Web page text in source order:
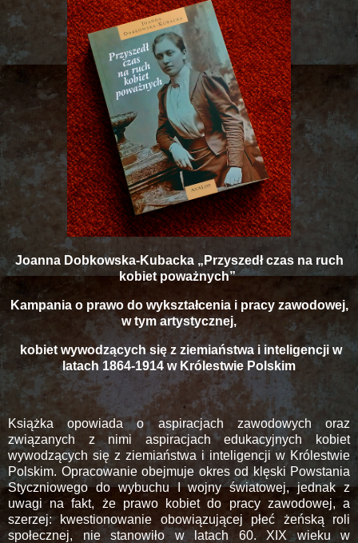
Joanna Dobkowska-Kubacka „Przyszedł czas na ruch
kobiet poważnych”
Kampania o prawo do wykształcenia i pracy zawodowej,
w tym artystycznej,
kobiet wywodzących się z ziemiaństwa i inteligencji w
latach 1864-1914 w Królestwie Polskim
Książka opowiada o aspiracjach zawodowych oraz
związanych z nimi aspiracjach edukacyjnych kobiet
wywodzących się z ziemiaństwa i inteligencji w Królestwie
Polskim. Opracowanie obejmuje okres od klęski Powstania
Styczniowego do wybuchu I wojny światowej, jednak z
uwagi na fakt, że prawo kobiet do pracy zawodowej, a
szerzej: kwestionowanie obowiązującej płeć żeńską roli
społecznej, nie stanowiło w latach 60. XIX wieku w